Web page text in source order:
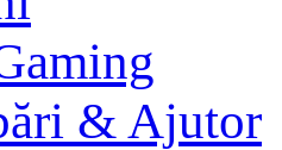
& Ajutor